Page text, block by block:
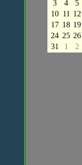
3
4 5
10 11 12
17 18 19
24 25 26
31
1 2